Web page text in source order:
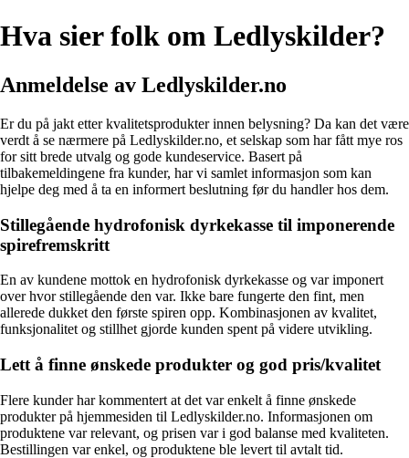
Hva sier folk om Ledlyskilder?
Anmeldelse av Ledlyskilder.no
Er du på jakt etter kvalitetsprodukter innen belysning? Da kan det være
verdt å se nærmere på Ledlyskilder.no, et selskap som har fått mye ros
for sitt brede utvalg og gode kundeservice. Basert på
tilbakemeldingene fra kunder, har vi samlet informasjon som kan
hjelpe deg med å ta en informert beslutning før du handler hos dem.
Stillegående hydrofonisk dyrkekasse til imponerende
spirefremskritt
En av kundene mottok en hydrofonisk dyrkekasse og var imponert
over hvor stillegående den var. Ikke bare fungerte den fint, men
allerede dukket den første spiren opp. Kombinasjonen av kvalitet,
funksjonalitet og stillhet gjorde kunden spent på videre utvikling.
Lett å finne ønskede produkter og god pris/kvalitet
Flere kunder har kommentert at det var enkelt å finne ønskede
produkter på hjemmesiden til Ledlyskilder.no. Informasjonen om
produktene var relevant, og prisen var i god balanse med kvaliteten.
Bestillingen var enkel, og produktene ble levert til avtalt tid.